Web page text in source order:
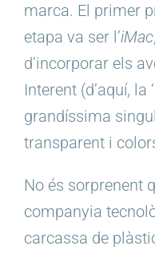
marca. El primer
etapa va ser l’iMac
d’incorporar els
Interent (d’aquí, la
grandíssima
transparent i
No és sorprenent
companyia
carcassa de